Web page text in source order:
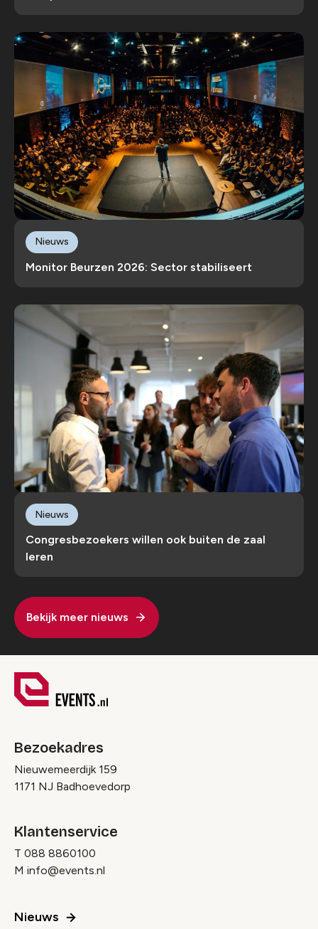
Monitor Beurzen 2026: Sector stabiliseert
Nieuws
Congresbezoekers willen ook buiten de zaal
leren
Nieuws
Bekijk meer nieuws
Bezoekadres
Nieuwemeerdijk 159
1171 NJ Badhoevedorp
Klantenservice
T 088 8860100
M info@events.nl
Nieuws